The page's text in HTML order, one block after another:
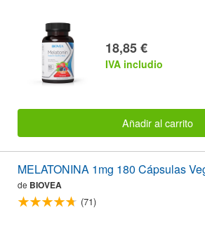
18,85 €
IVA includio
Añadir al carrito
MELATONINA 1mg 180 Cápsulas
de BIOVEA
(71)